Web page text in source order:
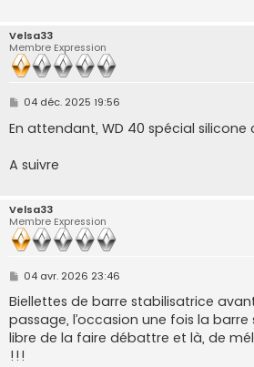
Velsa33
Membre Expression
M
s
s
g
e
04 déc. 2025 19:56
En attendant, WD 40 spécial silicone
A suivre
Velsa33
Membre Expression
M
s
s
a
g
e
04 avr. 2026 23:46
Biellettes de barre stabilisatrice
passage, l’occasion une fois la
libre de la faire débattre et là, de
!!!